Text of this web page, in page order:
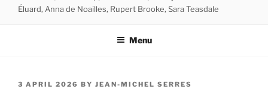
Éluard, Anna de Noailles, Rupert Brooke, Sara Teasdale
Menu
POSTED
3 APRIL 2026 BY JEAN-MICHEL SERRES